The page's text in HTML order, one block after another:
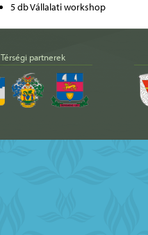
5 db Vállalati workshop
Térségi partnerek